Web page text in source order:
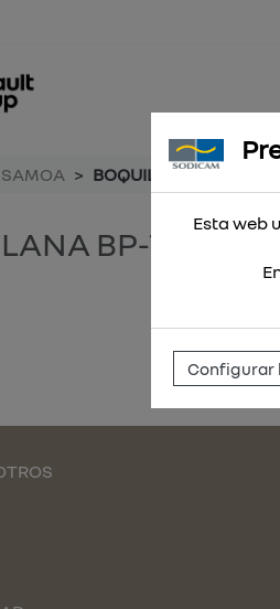
SAMOA BOQUILLA PLANA BP-
BP-100
Esta web
Configurar